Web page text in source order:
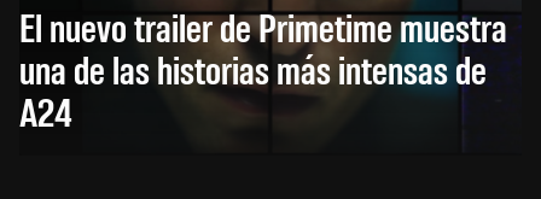
El nuevo trailer de Primetime muestra
una de las historias más intensas de
A24